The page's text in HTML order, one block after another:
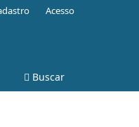
Buscar
Acesso